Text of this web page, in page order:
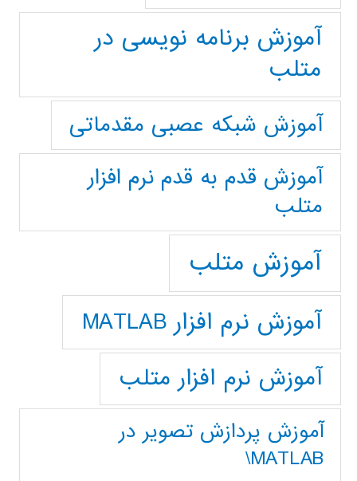
آموزش برنامه نویسی در
متلب
آموزش شبکه عصبی مقدماتی
آموزش قدم به قدم نرم افزار
متلب
آموزش متلب
آموزش نرم افزار MATLAB
آموزش نرم افزار متلب
آموزش پردازش تصوير در
MATLAB\